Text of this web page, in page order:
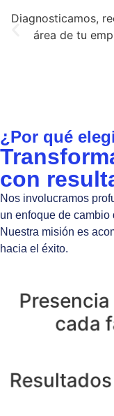
Diagnosticamos,
área de tu
¿Por qué
con
Nos involucramos
un enfoque de
Nuestra misión es
hacia el éxito.
cada